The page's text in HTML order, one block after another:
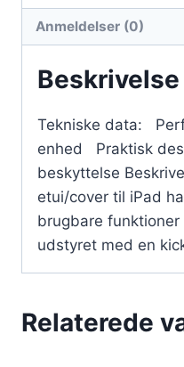
Anmeldelser (0)
Beskrivelse
Tekniske data:
enhed Praktisk
beskyttelse
etui/cover til iPad
brugbare
udstyret med en
Relaterede